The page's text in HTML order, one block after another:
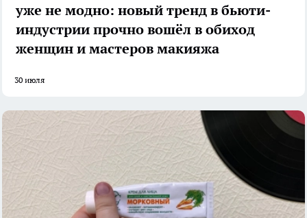
уже не модно: новый тренд в бьюти-
индустрии прочно вошёл в обиход
женщин и мастеров макияжа
30 июля